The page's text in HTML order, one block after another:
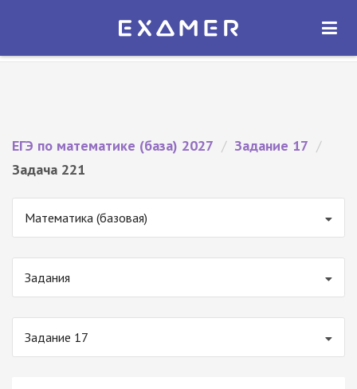
Экзамер — ЕГЭ 2027
ОТКРЫТЬ
ЕГЭ по математике (база) 2027 / Задание 17 /
Задача 221
Математика (базовая)
Задания
Задание 17